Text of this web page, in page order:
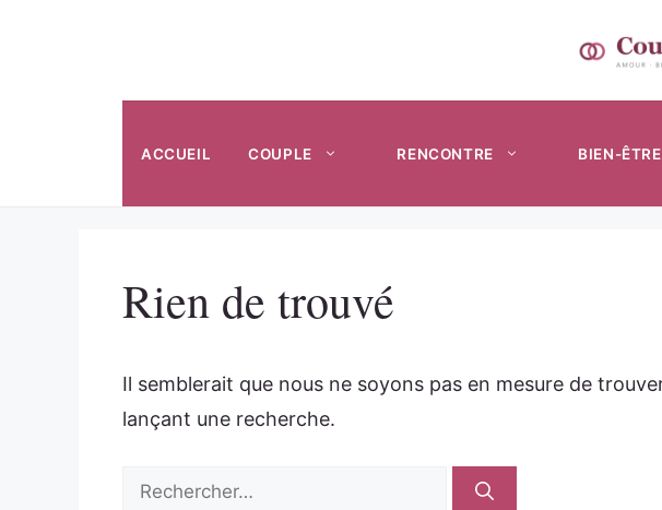
ACCUEIL COUPLE RENCONTRE BIEN-ÊTRE
Rien de trouvé
Il semblerait que nous ne soyons pas en mesure de
lançant une recherche.
Rechercher :